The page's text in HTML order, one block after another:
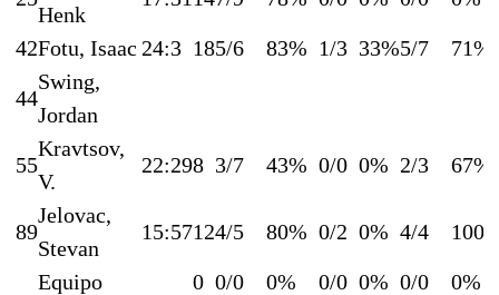
Henk
42Fotu, Isaac 24:3 185/6 83% 1/3 33%5/7 71%
44
Swing,
Jordan
55
Kravtsov,
V.
22:298 3/7 43% 0/0 0% 2/3 67%
89
Jelovac,
Stevan
15:57124/5 80% 0/2 0% 4/4
Equipo 0 0/0 0% 0/0 0% 0/0
0%